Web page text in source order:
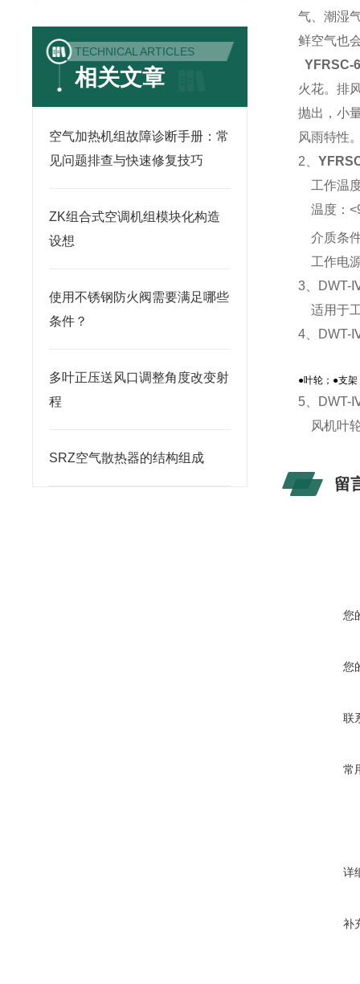
TECHNICAL ARTICLES
相关文章
空气加热机组故障诊断手册：常
见问题排查与快速修复技巧
ZK组合式空调机组模块化构造
设想
使用不锈钢防火阀需要满足哪些
条件？
多叶正压送风口调整角度改变射
程
SRZ空气散热器的结构组成
气、潮湿
鲜空气也
YFRSC-
火花。排
抛出，小
风雨特性
2、
工作温
温度：
介质条
工作电
3、DWT-
适用于
4、DWT-
●叶轮； ●支架
5、DWT-
风机叶
留
您
您
联
常
详
补